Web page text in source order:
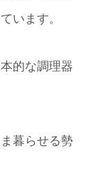
います。
的な調理器
暮らせる勢